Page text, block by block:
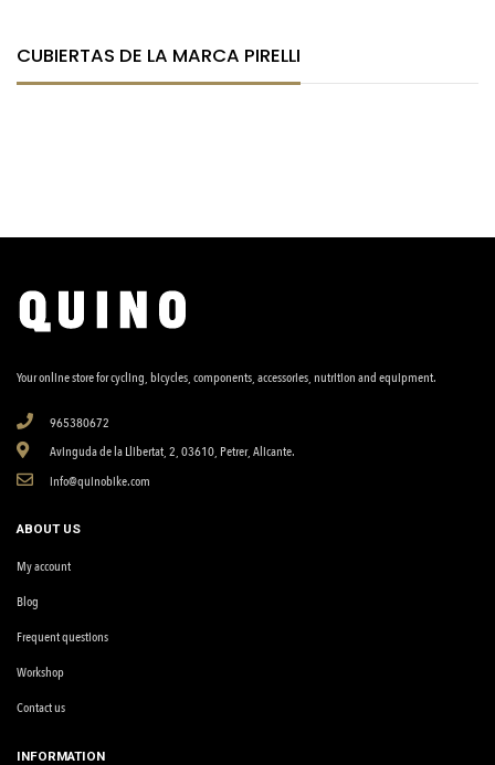
CUBIERTAS DE LA MARCA PIRELLI
Your online store for cycling, bicycles, components, accessories, nutrition and equipment.
965380672
Avinguda de la Llibertat, 2, 03610, Petrer, Alicante.
info@quinobike.com
ABOUT US
My account
Blog
Frequent questions
Workshop
Contact us
INFORMATION